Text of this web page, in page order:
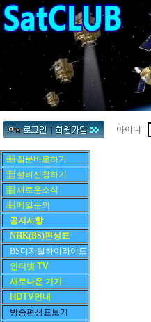
아이디
▦ 질문바로하기
▦ 설비신청하기
▦ 새로운소식
▦ 메일문의
공지사항
NHK(BS)편성표
BS디지털하이라이트
인터넷 TV
새로나온 기기
HDTV안내
방송편성표보기